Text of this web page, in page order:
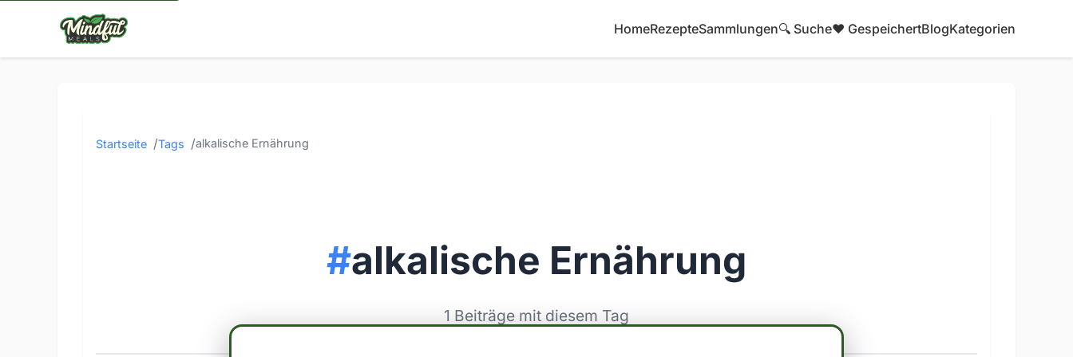
HomeRezepteSammlungen🔍 Suche❤️ GespeichertBlogKategorien
Startseite Tags alkalische Ernährung
#alkalische Ernährung
1 Beiträge mit diesem Tag